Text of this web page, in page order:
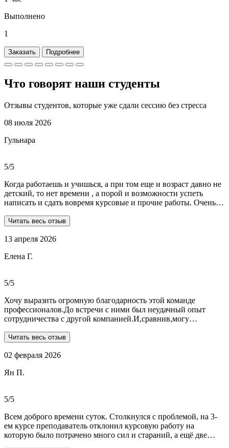
Выполнено
1
Заказать Подробнее
Что говорят наши студенты
Отзывы студентов, которые уже сдали сессию без стресса
08 июля 2026
Гульнара
5/5
Когда работаешь и учишься, а при том еще и возраст давно не
детский, то нет времени , а порой и возможности успеть
написать и сдать вовремя курсовые и прочие работы. Очень
Dist-help. Все мои проблемы в полном смысле слова взяли на
выполнили очень качественно, вовремя и по очень даже
реагируют и отвечают на все вопросы. Теперь буду
Читать весь отзыв
13 апреля 2026
Елена Г.
5/5
Хочу выразить огромную благодарность этой команде
профессионалов.До встречи с ними был неудачный опыт
сотрудничества с другой компанией.И,сравнив,могу
профессионалов.Условия,сроки были сразу оговорены и четко
уровне.А если возникали вопросы или проблемы,то помощь
помощь студентам,то только-сюда.Огромное спасибо!!!
Читать весь отзыв
02 февраля 2026
Ян П.
5/5
Всем доброго времени суток. Столкнулся с проблемой, на 3-
ем курсе преподаватель отклонил курсовую работу на
которую было потрачено много сил и стараний, а ещё две